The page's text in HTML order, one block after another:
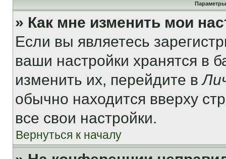
Параметры
» Как мне изменить мои
Если вы являетесь
ваши настройки хранятся в
изменить их, перейдите в
обычно находится вверху
все свои настройки.
Вернуться к началу